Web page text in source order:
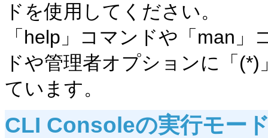
ドを使用してください。
「help」コマンドや「man
ドや管理者オプションに「
ています。
CLI Consoleの実行モー